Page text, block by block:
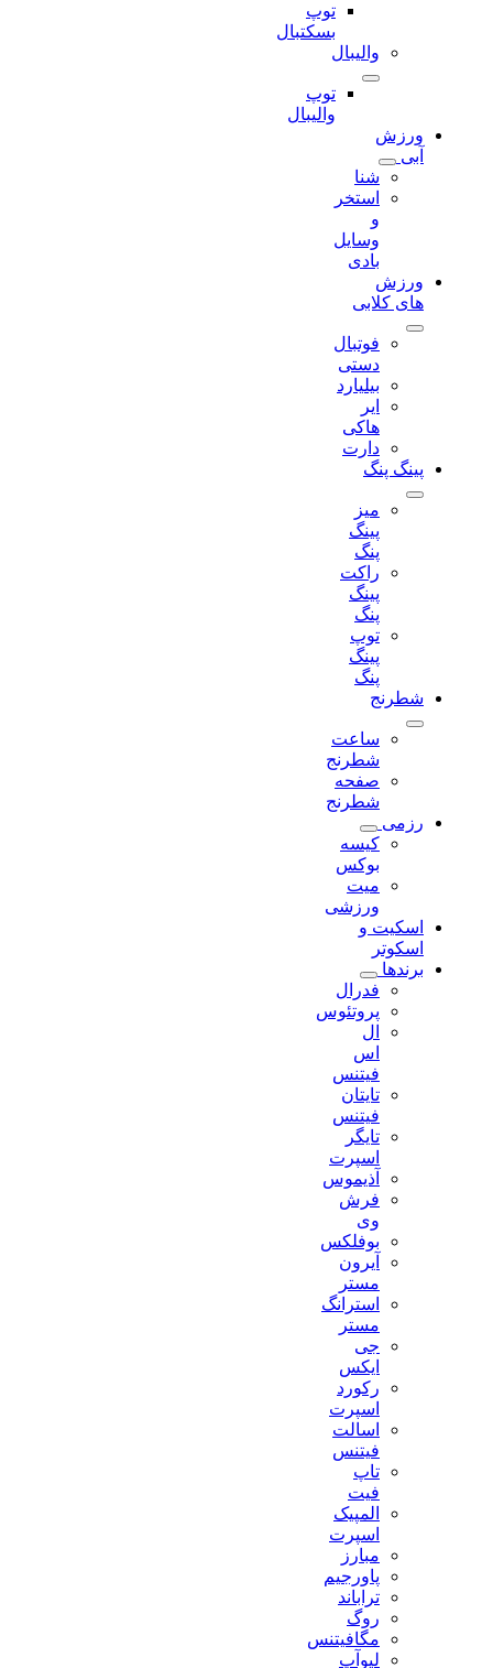
توپ
بسکتبال
والیبال
توپ
والیبال
ورزش
شنا
استخر
وسایل
ورزش
های کلابی
فوتبال
دستی
بیلیارد
دارت
پینگ پنگ
میز
راکت
توپ
شطرنج
ساعت
شطرنج
صفحه
شطرنج
رزمی
کیسه
بوکس
میت
ورزشی
اسکیت و
اسکوتر
برندها
فدرال
پروتئوس
فیتنس
تایتان
فیتنس
تایگر
اسپرت
آذیموس
فرش
بوفلکس
آیرون
استرانگ
جی
رکورد
اسپرت
اسالت
فیتنس
تاپ
المپیک
اسپرت
مبارز
پاورجیم
تراباند
روگ
مگافیتنس
لیوآپ